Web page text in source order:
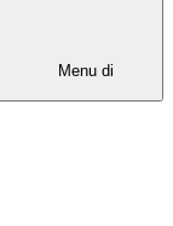
Menu di